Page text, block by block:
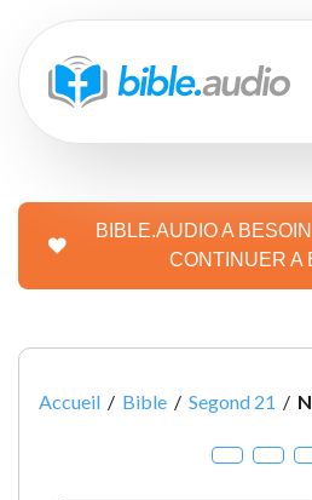
BIBLE.AUDIO A
CONTINUER A
Accueil / Bible / Segond 21 /